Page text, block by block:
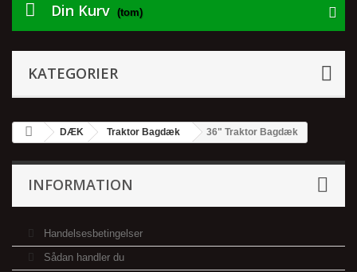
Din Kurv (tom)
KATEGORIER
DÆK Traktor Bagdæk 36" Traktor Bagdæk
INFORMATION
Handelsesbetingelser
Sådan handler du